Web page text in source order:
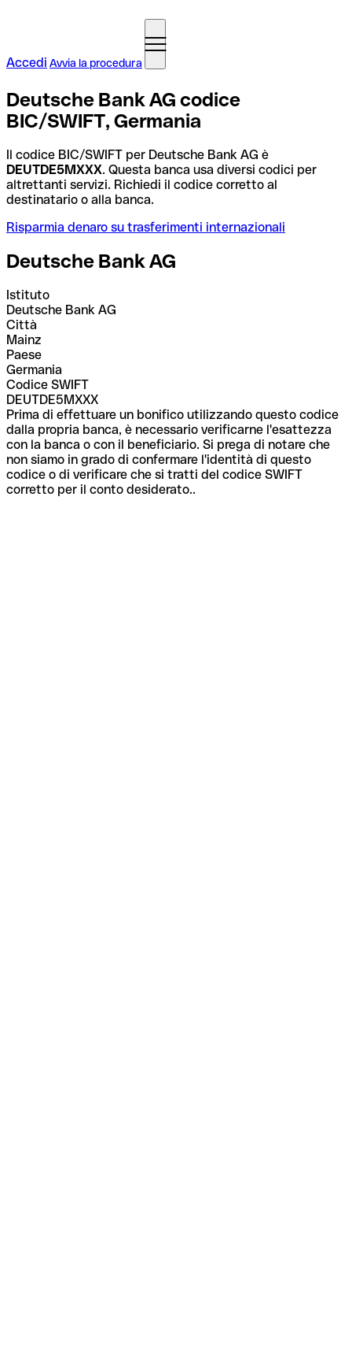
Accedi Avvia la procedura
Deutsche Bank AG codice
BIC/SWIFT, Germania
Il codice BIC/SWIFT per Deutsche Bank AG è
DEUTDE5MXXX. Questa banca usa diversi codici per
altrettanti servizi. Richiedi il codice corretto al
destinatario o alla banca.
Risparmia denaro su trasferimenti internazionali
Deutsche Bank AG
Istituto
Deutsche Bank AG
Città
Mainz
Paese
Germania
Codice SWIFT
DEUTDE5MXXX
Prima di effettuare un bonifico utilizzando questo codice
dalla propria banca, è necessario verificarne l'esattezza
con la banca o con il beneficiario. Si prega di notare che
non siamo in grado di confermare l'identità di questo
codice o di verificare che si tratti del codice SWIFT
corretto per il conto desiderato..